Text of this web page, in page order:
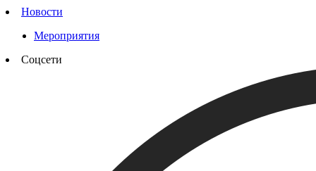
Новости
Мероприятия
Соцсети